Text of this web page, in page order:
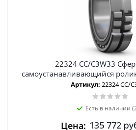
22324 CC/C3W33
самоустанавливающийся
Артикул: 22324 CC/
Есть в наличии
Цена: 135 772